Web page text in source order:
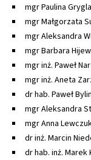
mgr Paulina
mgr Małgorzata
mgr Aleksandra
mgr Barbara
mgr inż. Paweł
mgr inż. Aneta
dr hab. Paweł
mgr Aleksandra
mgr Anna
dr inż. Marcin
dr hab. inż. Marek